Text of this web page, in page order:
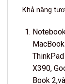
Khả năng
X390,
Book